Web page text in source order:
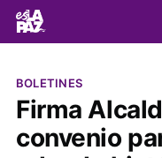
BOLETINES
Firma
convenio